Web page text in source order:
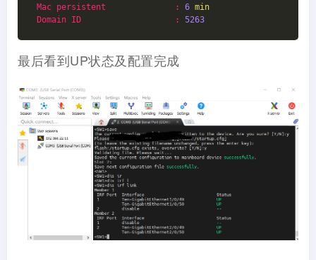
Mac persistent              :
6 min
Domain ID                   :
5263
最后看到UP状态及配置完成